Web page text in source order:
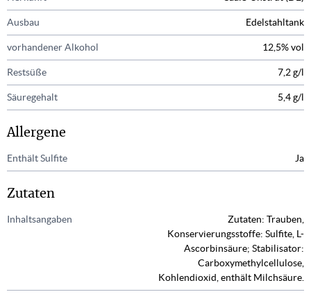
Ausbau Edelstahltank
vorhandener Alkohol 12,5% vol
Restsüße 7,2 g/l
Säuregehalt 5,4 g/l
Allergene
Enthält Sulfite Ja
Zutaten
Inhaltsangaben
Zutaten: Trauben,
Konservierungsstoffe: Sulfite, L-
Ascorbinsäure; Stabilisator:
Carboxymethylcellulose,
Kohlendioxid, enthält Milchsäure.